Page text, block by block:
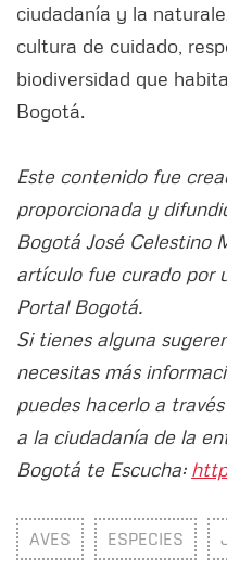
ciudadanía y la
cultura de cuidado,
biodiversidad que
Bogotá.
Este contenido fue
proporcionada y
Bogotá José Celestino
artículo fue curado por
Portal Bogotá.
Si tienes alguna
necesitas más
puedes hacerlo a
a la ciudadanía de la
Bogotá te Escucha:
AVES ESPECIES